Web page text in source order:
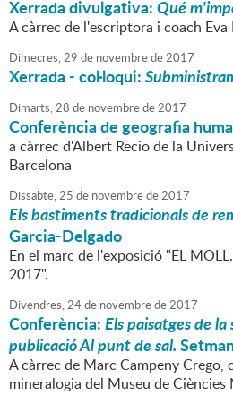
Xerrada divulgativa:Qué
A càrrec de l'escriptora i coach Eva
Dimecres,29 de novembrede2017
Xerrada - col·loqui:
Dimarts,28 de novembrede2017
Conferència de geografia
a càrrec d'Albert Recio de la
Barcelona
Dissabte,25 de novembrede2017
Els bastiments tradicionals de
Garcia-Delgado
En el marc de l'exposició "EL
2017".
Divendres,24de novembrede2017
Conferència:Els paisatges de
publicació Al punt de sal.
A càrrec de Marc Campeny Crego,
mineralogia del Museu de Ciències